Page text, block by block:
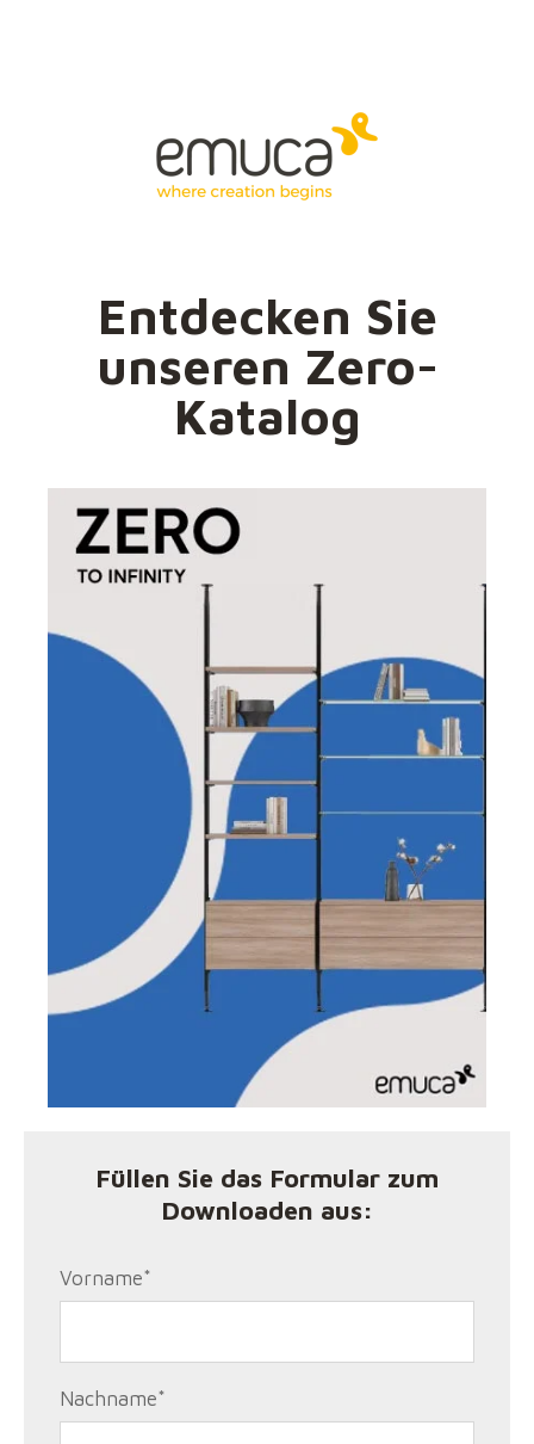
Entdecken Sie
unseren Zero-
Katalog
Füllen Sie das Formular zum
Downloaden aus:
Vorname*
Nachname*